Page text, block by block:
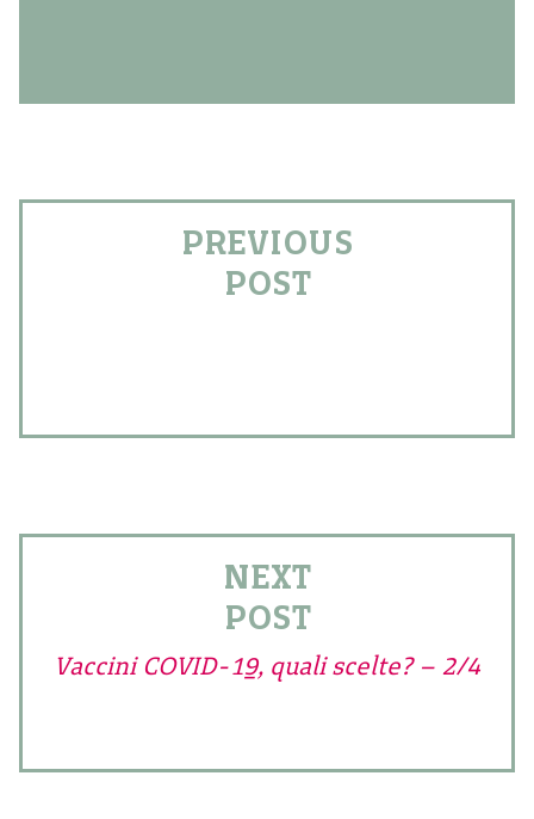
PREVIOUS
POST
NEXT
POST
Vaccini COVID-19, quali scelte? – 2/4